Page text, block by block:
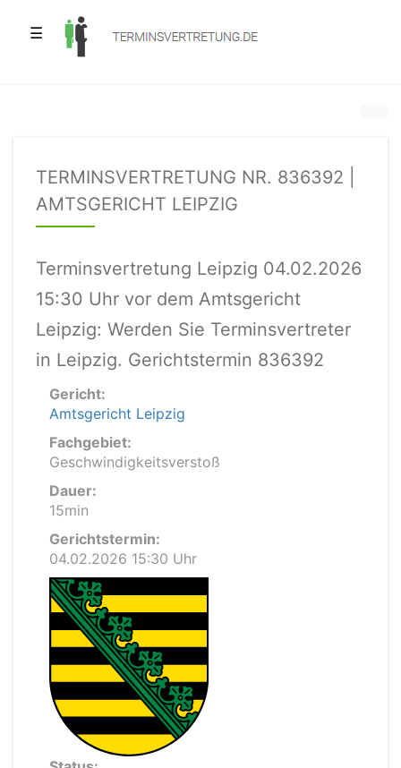
☰
TERMINSVERTRETUNG NR. 836392 |
AMTSGERICHT LEIPZIG
Terminsvertretung Leipzig 04.02.2026
15:30 Uhr vor dem Amtsgericht
Leipzig: Werden Sie Terminsvertreter
in Leipzig. Gerichtstermin 836392
Gericht:
Amtsgericht Leipzig
Fachgebiet:
Geschwindigkeitsverstoß
Dauer:
15min
Gerichtstermin:
04.02.2026 15:30 Uhr